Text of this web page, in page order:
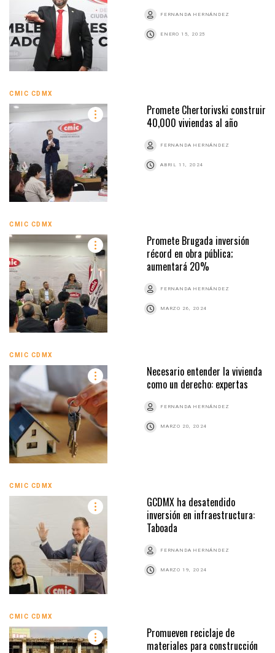
FERNANDA HERNÁNDEZ
ENERO 15, 2025
CMIC CDMX
Promete Chertorivski construir
40,000 viviendas al año
FERNANDA HERNÁNDEZ
ABRIL 11, 2024
CMIC CDMX
Promete Brugada inversión
récord en obra pública;
aumentará 20%
FERNANDA HERNÁNDEZ
MARZO 26, 2024
CMIC CDMX
Necesario entender la vivienda
como un derecho: expertas
FERNANDA HERNÁNDEZ
MARZO 20, 2024
CMIC CDMX
GCDMX ha desatendido
inversión en infraestructura:
Taboada
FERNANDA HERNÁNDEZ
MARZO 19, 2024
CMIC CDMX
Promueven reciclaje de
materiales para construcción